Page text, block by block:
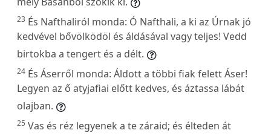
23 És Nafthaliról monda: Ó Nafthali, a ki az Úrnak jó
kedvével bővölködöl és áldásával vagy teljes! Vedd
birtokba a tengert és a délt.
24 És Áserről monda: Áldott a többi fiak felett Áser!
Legyen az ő atyjafiai előtt kedves, és áztassa lábát
olajban.
25 Vas és réz legyenek a te záraid; és élteden át